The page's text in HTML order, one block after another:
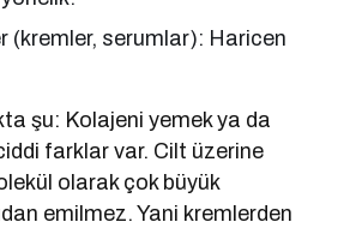
(kremler, serumlar): Haricen
şu: Kolajeni yemek ya da
farklar var. Cilt üzerine
olarak çok büyük
emilmez. Yani kremlerden